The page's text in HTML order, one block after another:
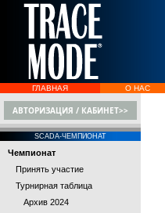
ГЛАВНАЯ О НАС
АВТОРИЗАЦИЯ / КАБИНЕТ>>
SCADA-ЧЕМПИОНАТ
Чемпионат
Принять участие
Турнирная таблица
Архив 2024